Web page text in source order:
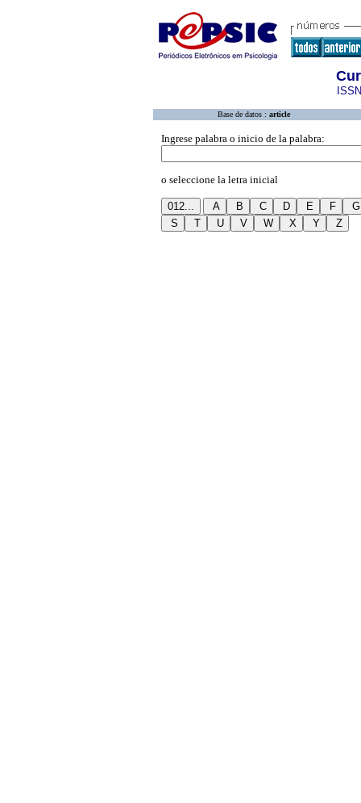
Base de datos : article
Ingrese palabra o inicio de la palabra:
o seleccione la letra inicial